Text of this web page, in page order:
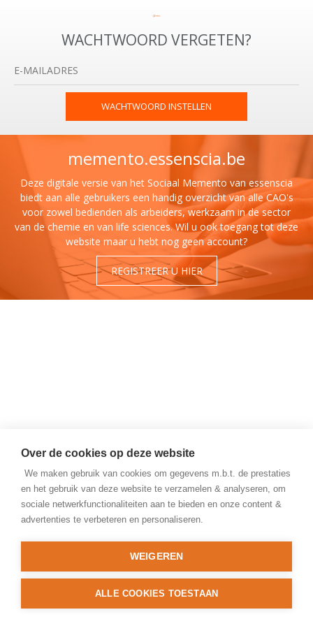
WACHTWOORD VERGETEN?
WACHTWOORD INSTELLEN
memento.essenscia.be
Deze digitale versie van het Sociaal Memento van essenscia
biedt aan alle gebruikers een handig overzicht van alle CAO's
voor zowel bedienden als arbeiders, werkzaam in de sector
van de chemie en van life sciences. Wil u ook toegang tot deze
website maar u hebt nog geen account?
REGISTREER U HIER
Over de cookies op deze website
We maken gebruik van cookies om gegevens m.b.t. de prestaties
en het gebruik van deze website te verzamelen & analyseren, om
sociale netwerkfunctionaliteiten aan te bieden en onze content &
advertenties te verbeteren en personaliseren.
WEIGEREN
ALLE COOKIES TOESTAAN